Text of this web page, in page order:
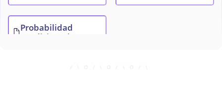
Probabilidad
condicionada